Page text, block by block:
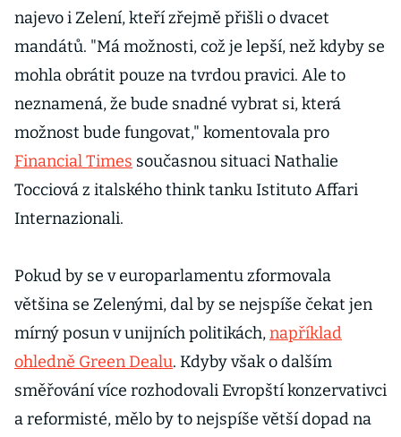
najevo i Zelení, kteří zřejmě přišli o dvacet
mandátů. "Má možnosti, což je lepší, než kdyby se
mohla obrátit pouze na tvrdou pravici. Ale to
neznamená, že bude snadné vybrat si, která
možnost bude fungovat," komentovala pro
Financial Times současnou situaci Nathalie
Tocciová z italského think tanku Istituto Affari
Internazionali.
Pokud by se v europarlamentu zformovala
většina se Zelenými, dal by se nejspíše čekat jen
mírný posun v unijních politikách,například
ohledně Green Dealu. Kdyby však o dalším
směřování více rozhodovali Evropští konzervativci
a reformisté, mělo by to nejspíše větší dopad na